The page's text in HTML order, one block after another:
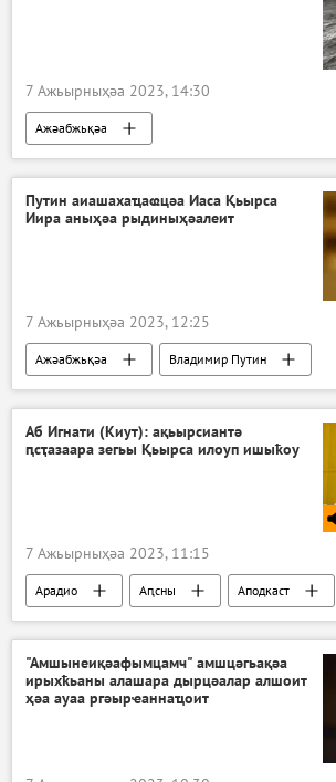
7 Ажьырныҳәа 2023, 14:30
Ажәабжьқәа
Путин аиашахаҵаҩцәа Иаса Қьырса
Иира аныҳәа рыдиныҳәалеит
7 Ажьырныҳәа 2023, 12:25
Ажәабжьқәа Владимир Путин
Аб Игнати (Киут): ақьырсиантә
ԥсҭазаара зегьы Қьырса илоуп ишыҟоу
7 Ажьырныҳәа 2023, 11:15
Арадио Аԥсны Аподкаст
"Амшынеиқәафымцамч" амшцәгьақәа
ирыхҟьаны алашара дырцәалар алшоит
ҳәа ауаа ргәырҽаннаҵоит